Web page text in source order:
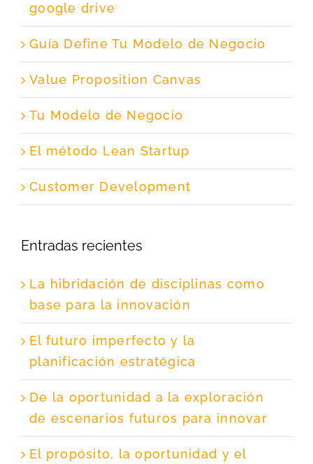
google drive
Guía Define Tu Modelo de Negocio
Value Proposition Canvas
Tu Modelo de Negocio
El método Lean Startup
Customer Development
Entradas recientes
La hibridación de disciplinas como
base para la innovación
El futuro imperfecto y la
planificación estratégica
De la oportunidad a la exploración
de escenarios futuros para innovar
El propósito, la oportunidad y el